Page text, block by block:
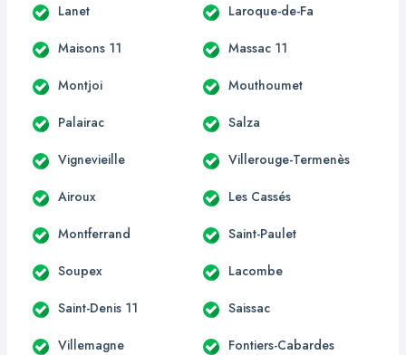
Lanet Laroque-de-Fa
Maisons 11 Massac 11
Montjoi Mouthoumet
Palairac Salza
Vignevieille Villerouge-Termenès
Airoux Les Cassés
Montferrand Saint-Paulet
Soupex Lacombe
Saint-Denis 11 Saissac
Villemagne Fontiers-Cabardes